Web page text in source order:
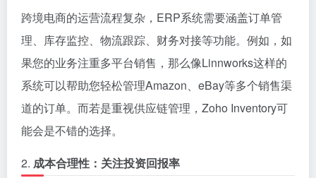
跨境电商的运营流程复杂，ERP系统需要涵盖订单管
理、库存监控、物流跟踪、财务对接等功能。例如，如
果您的业务注重多平台销售，那么像Linnworks这样的
系统可以帮助您轻松管理Amazon、eBay等多个销售渠
道的订单。而若是重视供应链管理，Zoho Inventory可
能会是不错的选择。
2. 成本合理性：关注投资回报率